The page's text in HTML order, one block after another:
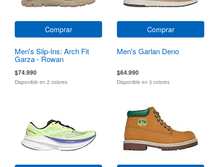
Comprar
Men's Slip-Ins: Arch Fit
Garza - Rowan
$74.990
Disponible en 2 colores
Comprar
Men's Garlan Deno
$64.990
Disponible en 3 colores